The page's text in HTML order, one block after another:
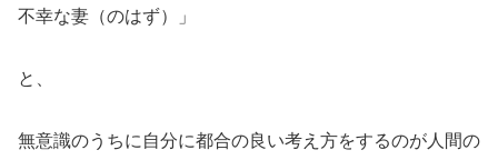
不幸な妻（のはず）」
と、
無意識のうちに自分に都合の良い考え方をするのが人間の